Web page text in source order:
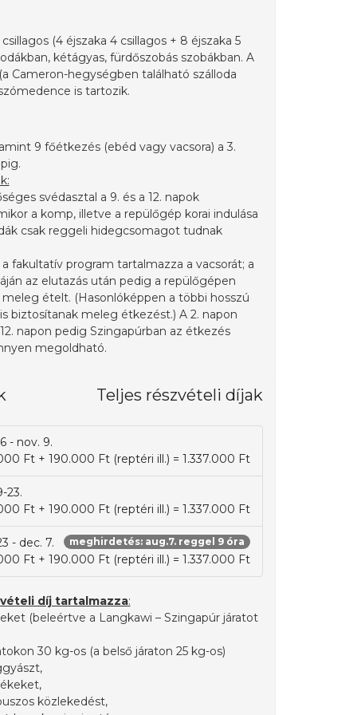
csillagos (4 éjszaka 4 csillagos + 8 éjszaka 5
kétágyas, fürdőszobás szobákban. A
Cameron-hegységben található szálloda
is tartozik.
9 főétkezés (ebéd vagy vacsora) a 3.
svédasztal a 9. és a 12. napok
a komp, illetve a repülőgép korai indulása
csak reggeli hidegcsomagot tudnak
a fakultatív program tartalmazza a vacsorát; a
az elutazás után pedig a repülőgépen
ételt. (Hasonlóképpen a többi hosszú
biztosítanak meleg étkezést.) A 2. napon
napon pedig Szingapúrban az étkezés
megoldható.
Teljes részvételi díjak
- nov. 9.
Ft + 190.000 Ft (reptéri ill.) = 1.337.000 Ft
23.
Ft + 190.000 Ft (reptéri ill.) = 1.337.000 Ft
- dec. 7. meghirdetés: aug.7. reggel 9 óra
Ft + 190.000 Ft (reptéri ill.) = 1.337.000 Ft
díj tartalmazza:
(beleértve a Langkawi – Szingapúr járatot
30 kg-os (a belső járaton 25 kg-os)
közlekedést,